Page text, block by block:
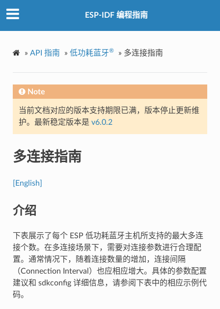
ESP-IDF 编程指南
» API 指南 » 低功耗蓝牙® » 多连接指南
Note
当前文档对应的版本支持期限已满，版本停止更新维
护。最新稳定版本是 v6.0.2
多连接指南
[English]
介绍
下表展示了每个 ESP 低功耗蓝牙主机所支持的最大多连
接个数。在多连接场景下，需要对连接参数进行合理配
置。通常情况下，随着连接数量的增加，连接间隔
（Connection Interval）也应相应增大。具体的参数配置
建议和 sdkconfig 详细信息，请参阅下表中的相应示例代
码。